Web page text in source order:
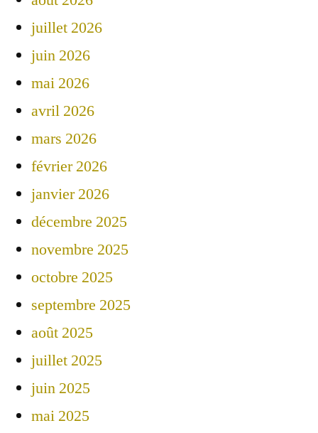
juillet 2026
juin 2026
mai 2026
avril 2026
mars 2026
février 2026
janvier 2026
décembre 2025
novembre 2025
octobre 2025
septembre 2025
août 2025
juillet 2025
juin 2025
mai 2025